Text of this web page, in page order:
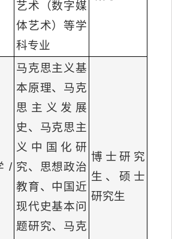
艺术（数字媒
体艺术）等学
科专业
/
马克思主义基
本原理、马克
思主义发展
史、马克思主
义中国化研
究、思想政治
教育、中国近
现代史基本问
题研究、马克
博士研究
生、硕士
研究生